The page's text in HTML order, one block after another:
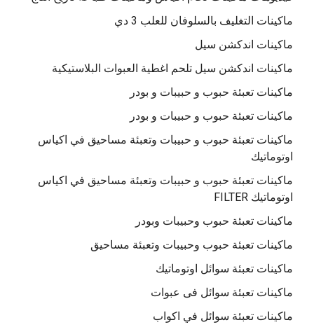
ماكينات التغليف بالسلوفان للعلب 3 دي
ماكينات اندكشن سيل
ماكينات اندكشن سيل تلحم اغطية العبوات البلاستيكية
ماكينات تعبئة حبوب و حبيبات و بودر
ماكينات تعبئة حبوب و حبيبات و بودر
ماكينات تعبئة حبوب و حبيبات وتعبئة مساحيق في اكياس
اوتوماتيك
ماكينات تعبئة حبوب و حبيبات وتعبئة مساحيق في اكياس
اوتوماتيك FILTER
ماكينات تعبئة حبوب وحبيبات وبودر
ماكينات تعبئة حبوب وحبيبات وتعبئة مساحيق
ماكينات تعبئة سوائل اوتوماتيك
ماكينات تعبئة سوائل فى عبوات
ماكينات تعبئة سوائل في اكواب